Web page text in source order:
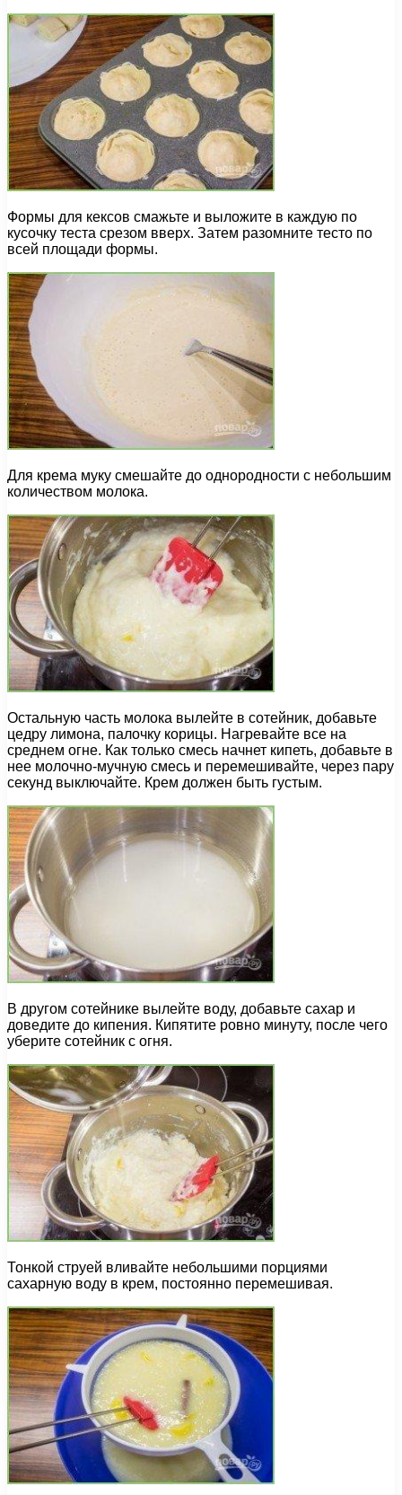
Формы для кексов смажьте и выложите в каждую по
кусочку теста срезом вверх. Затем разомните тесто по
всей площади формы.
Для крема муку смешайте до однородности с небольшим
количеством молока.
Остальную часть молока вылейте в сотейник, добавьте
цедру лимона, палочку корицы. Нагревайте все на
среднем огне. Как только смесь начнет кипеть, добавьте в
нее молочно-мучную смесь и перемешивайте, через пару
секунд выключайте. Крем должен быть густым.
В другом сотейнике вылейте воду, добавьте сахар и
доведите до кипения. Кипятите ровно минуту, после чего
уберите сотейник с огня.
Тонкой струей вливайте небольшими порциями
сахарную воду в крем, постоянно перемешивая.